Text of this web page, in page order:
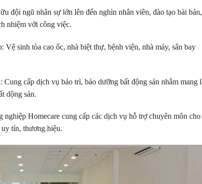
đội ngũ nhân sự lớn lên đến nghìn nhân viên, đào tạo bài bản,
nhiệm với công việc.
Vệ sinh tòa cao ốc, nhà biệt thự, bệnh viện, nhà máy, sân bay
Cung cấp dịch vụ bảo trì, bảo dưỡng bất động sản nhằm mang
dộng sản.
Homecare cung cấp các dịch vụ hỗ trợ chuyên môn cho
tín, thương hiệu.